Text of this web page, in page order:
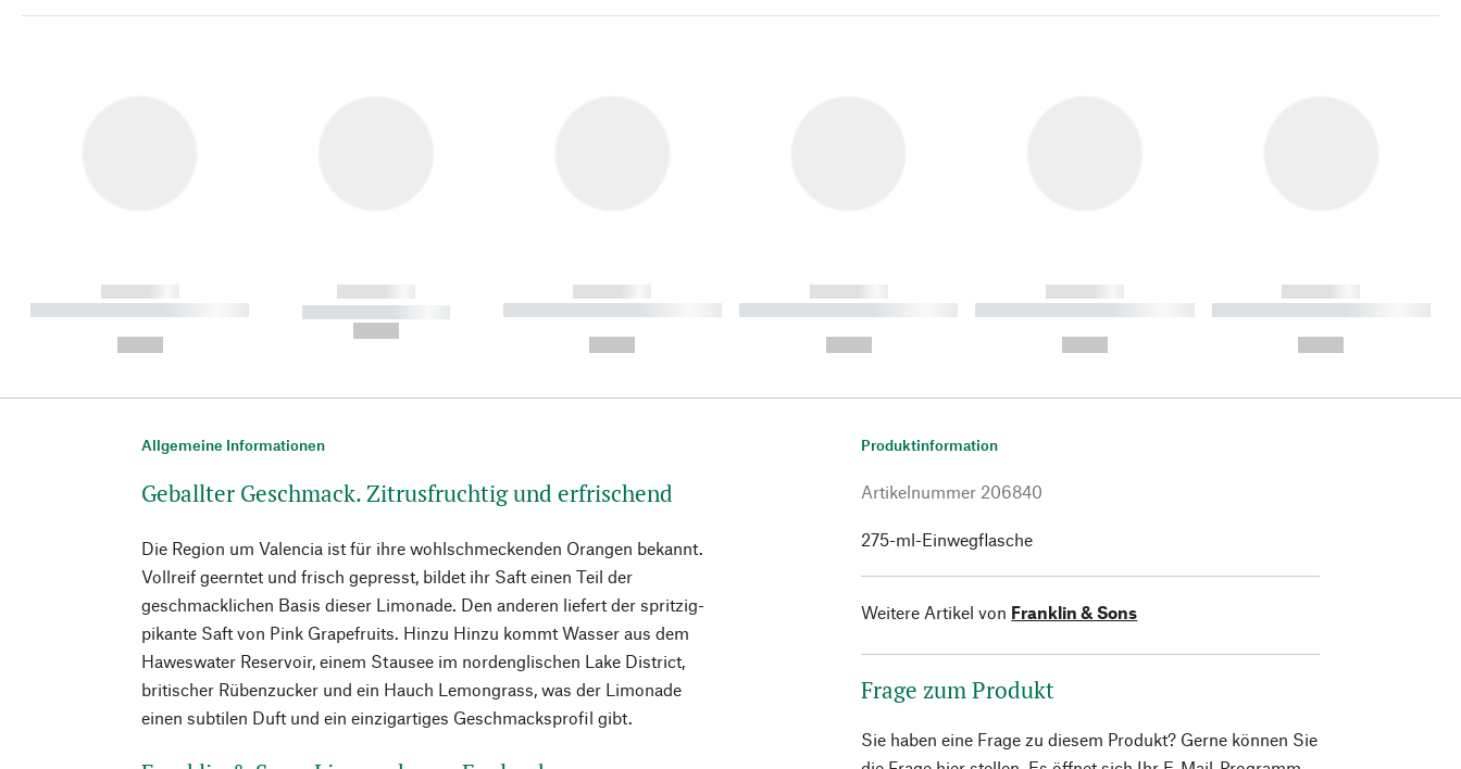
------------
----------- ----------- ----------
------------
----------- -----------
------------
----------- ----------- ----------
------------
----------- ----------- ----------
------------
----------- ----------- ----------
------------
----------- ----------- ----------
Allgemeine Informationen
Geballter Geschmack. Zitrusfruchtig und erfrischend
Die Region um Valencia ist für ihre wohlschmeckenden Orangen bekannt.
Vollreif geerntet und frisch gepresst, bildet ihr Saft einen Teil der
geschmacklichen Basis dieser Limonade. Den anderen liefert der spritzig-
pikante Saft von Pink Grapefruits. Hinzu Hinzu kommt Wasser aus dem
Haweswater Reservoir, einem Stausee im nordenglischen Lake District,
britischer Rübenzucker und ein Hauch Lemongrass, was der Limonade
einen subtilen Duft und ein einzigartiges Geschmacksprofil gibt.
Produktinformation
Artikelnummer 206840
275-ml-Einwegflasche
Weitere Artikel von Franklin & Sons
Frage zum Produkt
Sie haben eine Frage zu diesem Produkt? Gerne können Sie